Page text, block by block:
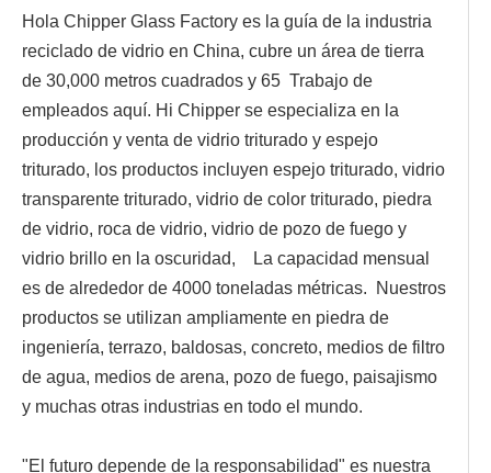
Hola Chipper Glass Factory es la guía de la industria
reciclado de vidrio en China, cubre un área de tierra
de 30,000 metros cuadrados y 65 Trabajo de
empleados aquí. Hi Chipper se especializa en la
producción y venta de vidrio triturado y espejo
triturado, los productos incluyen espejo triturado, vidrio
transparente triturado, vidrio de color triturado, piedra
de vidrio, roca de vidrio, vidrio de pozo de fuego y
vidrio brillo en la oscuridad, La capacidad mensual
es de alrededor de 4000 toneladas métricas. Nuestros
productos se utilizan ampliamente en piedra de
ingeniería, terrazo, baldosas, concreto, medios de filtro
de agua, medios de arena, pozo de fuego, paisajismo
y muchas otras industrias en todo el mundo.
"El futuro depende de la responsabilidad" es nuestra